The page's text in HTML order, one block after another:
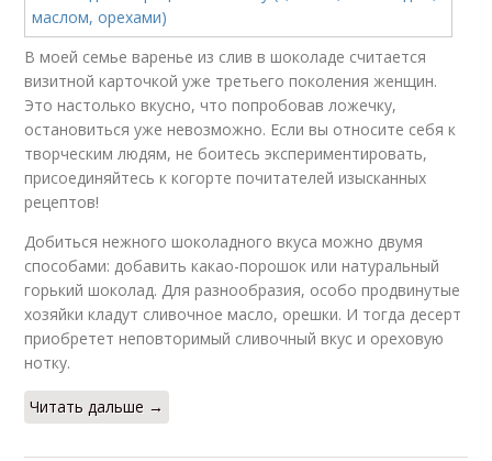
В моей семье варенье из слив в шоколаде считается
визитной карточкой уже третьего поколения женщин.
Это настолько вкусно, что попробовав ложечку,
остановиться уже невозможно. Если вы относите себя к
творческим людям, не боитесь экспериментировать,
присоединяйтесь к когорте почитателей изысканных
рецептов!
Добиться нежного шоколадного вкуса можно двумя
способами: добавить какао-порошок или натуральный
горький шоколад. Для разнообразия, особо продвинутые
хозяйки кладут сливочное масло, орешки. И тогда десерт
приобретет неповторимый сливочный вкус и ореховую
нотку.
Читать дальше →